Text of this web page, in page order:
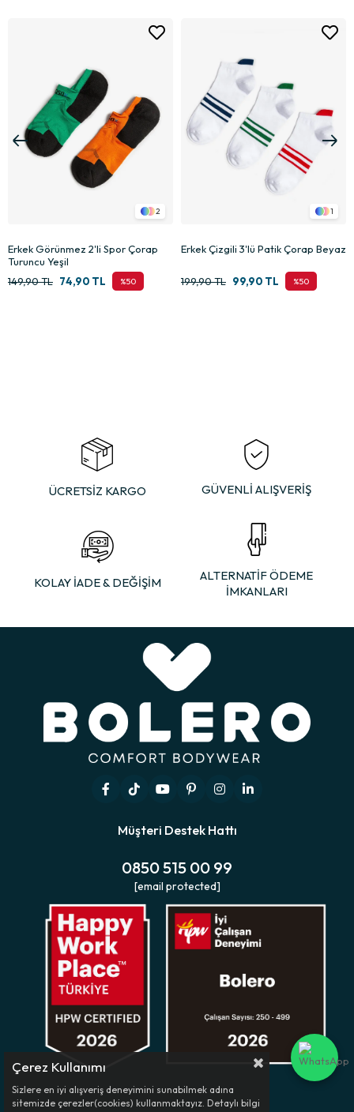
2
Erkek Görünmez 2'li Spor Çorap
Turuncu Yeşil
%50
74,90 TL
149,90 TL
1
Erkek Çizgili 3'lü Patik Çorap Beyaz
%50
99,90 TL
199,90 TL
ÜCRETSİZ KARGO GÜVENLİ ALIŞVERİŞ
KOLAY İADE & DEĞİŞİM
ALTERNATİF ÖDEME
İMKANLARI
Müşteri Destek Hattı
0850 515 00 99
[email protected]
Çerez Kullanımı
Sizlere en iyi alışveriş deneyimini sunabilmek adına
sitemizde çerezler(cookies) kullanmaktayız. Detaylı bilgi